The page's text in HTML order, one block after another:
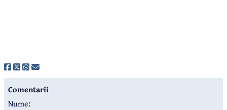
Comentarii
Nume: